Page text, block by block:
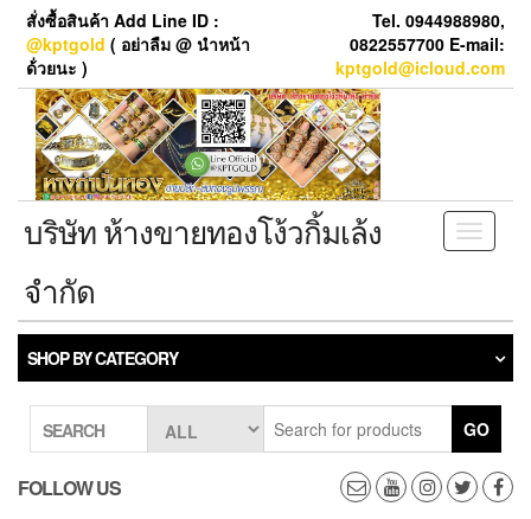
Skip
content
สั่งซื้อสินค้า Add Line ID :
@kptgold ( อย่าลืม @ นำหน้า
ด้่วยนะ )
Tel. 0944988980,
0822557700 E-mail:
kptgold@icloud.com
Toggle
บริษัท ห้างขายทองโง้วกิ้มเล้ง
จำกัด
SHOP BY CATEGORY
SEARCH GO
FOLLOW US